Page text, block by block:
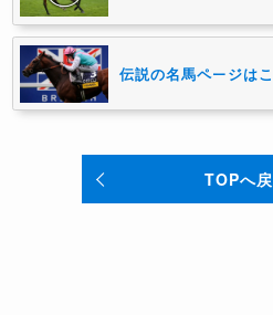
伝説の名馬ページは
TOPへ